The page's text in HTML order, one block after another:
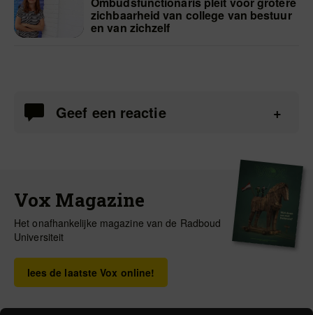
zichbaarheid van college van bestuur
en van zichzelf
Geef een reactie
Vox Magazine
Het onafhankelijke magazine van de Radboud
Universiteit
lees de laatste Vox online!